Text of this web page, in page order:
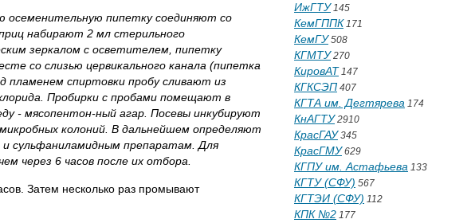
осеменительную пипетку соединяют со
набирают 2 мл стерильного
зеркалом с осветителем, пипетку
со слизью цервикального канала (пипетка
пламенем спиртовки пробу сливают из
Пробирки с пробами помещают в
- мясопентон-ный агар. Посевы инкубируют
колоний. В дальнейшем определяют
и сульфаниламидным препаратам. Для
через 6 часов после их отбора.
Затем несколько раз промывают
ИжГТУ145
КемГППК 171
КемГУ508
КГМТУ270
КировАТ 147
КГКСЭП 407
КГТА им. Дегтярева 174
КнАГТУ2910
КрасГАУ345
КрасГМУ629
КГПУ им. Астафьева 133
КГТУ (СФУ) 567
КГТЭИ (СФУ) 112
КПК №2 177